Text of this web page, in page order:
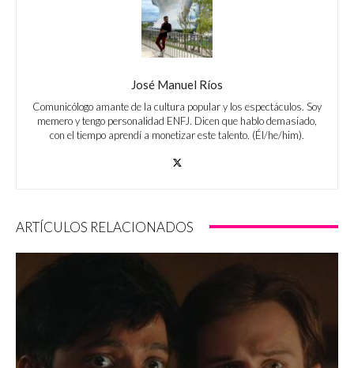
José Manuel Ríos
Comunicólogo amante de la cultura popular y los espectáculos. Soy
memero y tengo personalidad ENFJ. Dicen que hablo demasiado,
con el tiempo aprendí a monetizar este talento. (Él/he/him).
ARTÍCULOS RELACIONADOS